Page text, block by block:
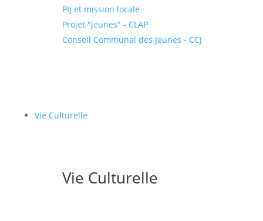
PIJ et mission locale
Projet "jeunes" - CLAP
Conseil Communal des Jeunes - CCJ
Vie Culturelle
Vie Culturelle